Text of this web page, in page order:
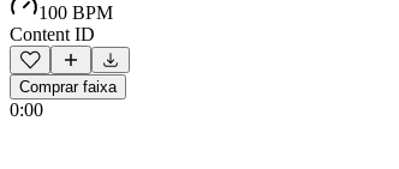
100 BPM
Content ID
Comprar faixa
0:00